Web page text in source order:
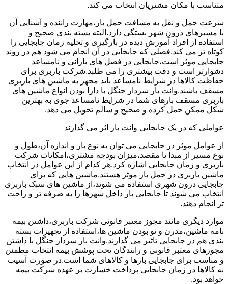
متناسب با مکان مشتریان انتخاب می کند.
سرعت حمل و نقل به مسافت حمل بار،مهارت راننده و آشنایی آن
با مسیرهای درون شهر بستگی دارد.البته بسته بندی صحیح و
استفاده از افراد آموزش دیده در بارگیری و تخلیه زمان جابجایی را
کوتاه تر می کند.فصلی که جابجایی در آن انجام می شود هم در روند
جابجایی موثر است،جابجایی در فصل های بارانی و نامساعد
دشوارتر است و دقت بیشتری را می طلبد.شرکت باربری برای
حفاظت کالاها در شرایط نامساعد باید مجهز به ماشین های باربری
مسقف باشند.وانت بار سردار جنگل با دارا بودن انواع ماشین های
باربری مسقف بارهای شما در شرایط نامساعد جوی به بهترین
شکل ممکن حمل کرده و صحیح و سالم تحویل می دهد.
عواملی که در یک جابجایی وانت بار اثر می گذارند
از عوامل موثر در جابجایی می توان به نوع بار و اندازه آن،طول و
نوع مسیر از مبدا تا مقصد،میزان بودجه مشتری،امکانات شرکت
باربری و زمان جابجایی اشاره کرد.هر کدام از این عوامل در انتخاب
ماشین باربری در حمل بار موثر هستند.ماشین هایی که برای
جابجایی درون شهری استفاده می شوند،از ماشین های سبک باربری
انتخاب می شوند تا جابجایی بار داخل شهرها را به صرفه تر و راحت
تر انجام دهند.
موارد دیگری مانند مجوز معتبر قانونی شرکت باربری،داشتن بیمه
نامه ماشین،مدرن و نو بودن ماشین ها،استفاده از تجهیزات بسته
بندی هم در جابجایی تاثیر می گذارند.وانت بار سردار جنگل با داشتن
مجوزهای معتبر قانونی و رانندگان تحت پوشش بیمه انتخاب مطمئن
و مناسب برای جابجایی بارها و کالاهای شما است.در صورت آسیب
به کالاها در زمان جابجایی پرداخت خسارت بر عهده شرکت بیمه
خواهد بود.